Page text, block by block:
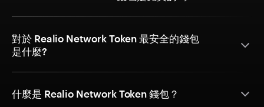
對於 Realio Network Token 最安全的錢包
是什麼?
什麼是 Realio Network Token 錢包？